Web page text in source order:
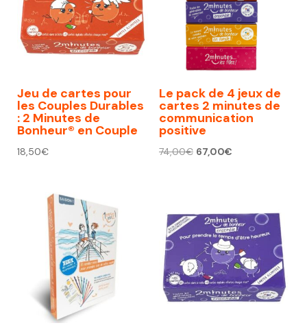
Jeu de cartes pour
les Couples Durables
: 2 Minutes de
Bonheur® en Couple
18,50€
Le pack de 4 jeux de
cartes 2 minutes de
communication
positive
74,00€ Le
74,00€.
67,00€Le
67,00€.